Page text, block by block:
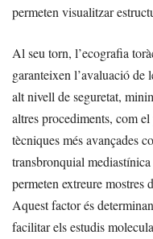
permeten visualitzar
Al seu torn, l’ecografia
garanteixen l’avaluació de
alt nivell de seguretat,
altres procediments, com
tècniques més avançades
transbronquial
permeten extreure mostres
Aquest factor és
facilitar els estudis